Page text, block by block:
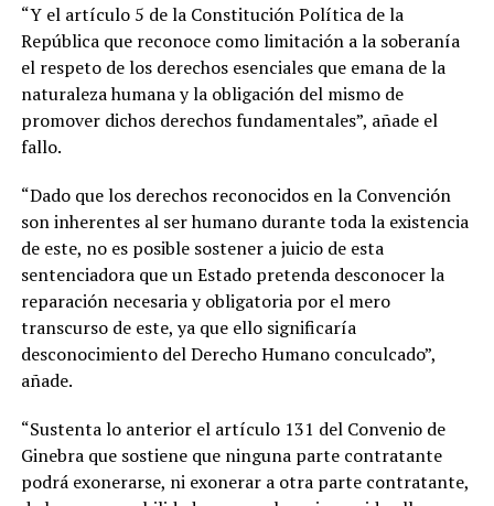
“Y el artículo 5 de la Constitución Política de la
República que reconoce como limitación a la soberanía
el respeto de los derechos esenciales que emana de la
naturaleza humana y la obligación del mismo de
promover dichos derechos fundamentales”, añade el
fallo.
“Dado que los derechos reconocidos en la Convención
son inherentes al ser humano durante toda la existencia
de este, no es posible sostener a juicio de esta
sentenciadora que un Estado pretenda desconocer la
reparación necesaria y obligatoria por el mero
transcurso de este, ya que ello significaría
desconocimiento del Derecho Humano conculcado”,
añade.
“Sustenta lo anterior el artículo 131 del Convenio de
Ginebra que sostiene que ninguna parte contratante
podrá exonerarse, ni exonerar a otra parte contratante,